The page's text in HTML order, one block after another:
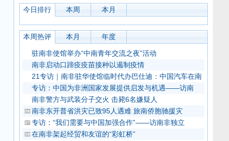
今日排行 本周 本月
本周热评 本月 年度
驻南非使馆举办“中南青年交流之夜”活动
南非启动口蹄疫疫苗接种以遏制疫情
21专访｜南非驻华使馆临时代办巴仕迪：中国汽车在南
专访：中国为非洲国家发展提供启发与机遇——访南
南非警方与武装分子交火 击毙6名嫌疑人
南非东开普省洪灾已致95人遇难 旅南侨胞驰援灾
专访：“我们需要与中国加强合作”——访南非独立
在南非架起经贸和友谊的“彩虹桥”